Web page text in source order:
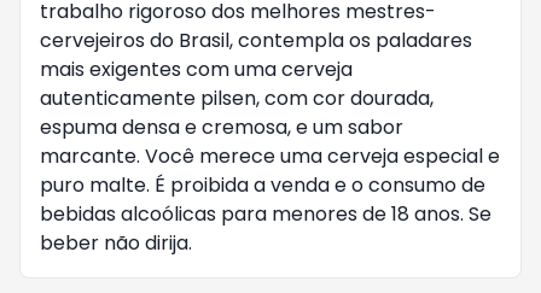
trabalho rigoroso dos melhores mestres-
cervejeiros do Brasil, contempla os paladares
mais exigentes com uma cerveja
autenticamente pilsen, com cor dourada,
espuma densa e cremosa, e um sabor
marcante. Você merece uma cerveja especial e
puro malte. É proibida a venda e o consumo de
bebidas alcoólicas para menores de 18 anos. Se
beber não dirija.